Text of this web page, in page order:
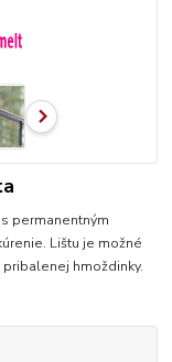
permanentným
Lištu je možné
hmoždinky.